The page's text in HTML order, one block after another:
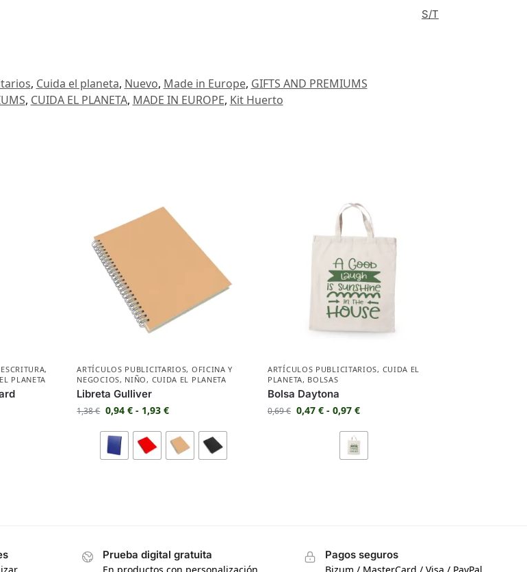
S/T
, Cuida el planeta, Nuevo, Made in Europe, GIFTS AND PREMIUMS
, CUIDA EL PLANETA, MADE IN EUROPE, Kit Huerto
ESCRITURA,
PLANETA
ARTÍCULOS PUBLICITARIOS, OFICINA Y
NEGOCIOS, NIÑO, CUIDA EL PLANETA
Libreta Gulliver
1,38€ 0,94€ - 1,93€
ARTÍCULOS PUBLICITARIOS, CUIDA EL
PLANETA, BOLSAS
Bolsa Daytona
0,69€ 0,47€ - 0,97€
Prueba digital gratuita
Pagos seguros